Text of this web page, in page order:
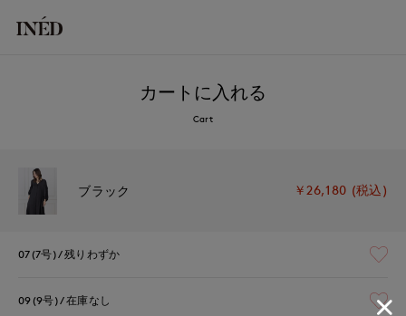
カートに入れる
Cart
ブラック ￥26,180 (税込)
07(7号) 残りわずか
09(9号) 在庫なし